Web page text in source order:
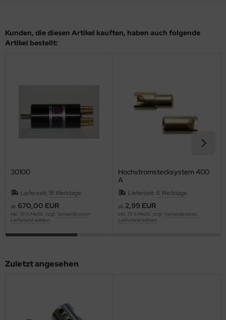
Kunden, die diesen Artikel kauften, haben auch folgende
Artikel bestellt:
30100
Lieferzeit: 18 Werktage
ab 670,00 EUR
inkl. 19 % MwSt. zzgl. Versandkosten
Lieferland wählen
Hochstromstecksystem 400
A
Lieferzeit: 6 Werktage
ab 2,99 EUR
inkl. 19 % MwSt. zzgl. Versandkosten
Lieferland wählen
Zuletzt angesehen